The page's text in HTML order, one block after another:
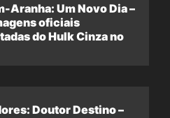
Aranha: Um Novo Dia –
oficiais
do Hulk Cinza no
Doutor Destino –